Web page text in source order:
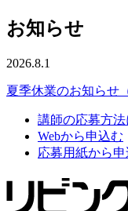
お知らせ
2026.8.1
夏季休業のお知らせ
講師の応募方法
Webから申込む
応募用紙から申